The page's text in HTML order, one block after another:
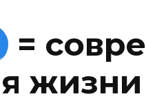
= совре
я жизни